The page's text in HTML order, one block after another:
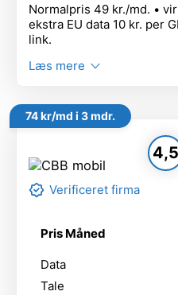
Normalpris 49 kr./md. •
ekstra EU data 10 kr. per
link.
Læs mere
74 kr/md i 3 mdr.
4,5
Verificeret firma
Pris Måned
Data
Tale